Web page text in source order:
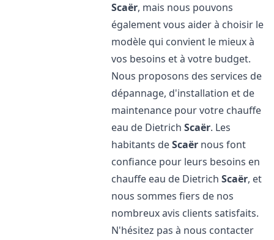
Scaër, mais nous pouvons
également vous aider à choisir le
modèle qui convient le mieux à
vos besoins et à votre budget.
Nous proposons des services de
dépannage, d'installation et de
maintenance pour votre chauffe
eau de DietrichScaër. Les
habitants deScaër nous font
confiance pour leurs besoins en
chauffe eau de DietrichScaër, et
nous sommes fiers de nos
nombreux avis clients satisfaits.
N'hésitez pas à nous contacter